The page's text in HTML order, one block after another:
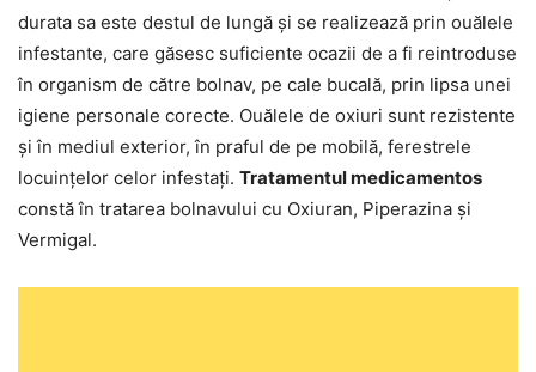
durata sa este destul de lungă și se realizează prin ouălele
infestante, care găsesc suficiente ocazii de a fi reintroduse
în organism de către bolnav, pe cale bucală, prin lipsa unei
igiene personale corecte. Ouălele de oxiuri sunt rezistente
și în mediul exterior, în praful de pe mobilă, ferestrele
locuințelor celor infestați. Tratamentul medicamentos
constă în tratarea bolnavului cu Oxiuran, Piperazina și
Vermigal.